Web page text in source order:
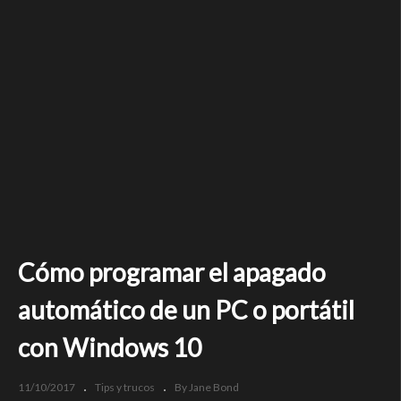
Cómo programar el apagado
automático de un PC o portátil
con Windows 10
11/10/2017 Tips y trucos
By Jane Bond